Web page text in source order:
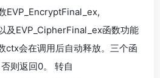
EVP_EncryptFinal_ex,
及EVP_CipherFinal_ex函数功能
ctx会在调用后自动释放。三个函
则返回0。 转自